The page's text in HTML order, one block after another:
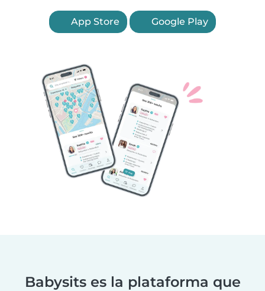
App Store Google Play
Babysits es la plataforma que